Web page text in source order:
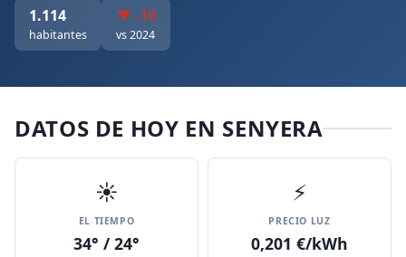
1.114
habitantes
▼ -10
vs 2024
DATOS DE HOY EN SENYERA
☀️
EL TIEMPO
34° / 24°
⚡
PRECIO LUZ
0,201 €/kWh